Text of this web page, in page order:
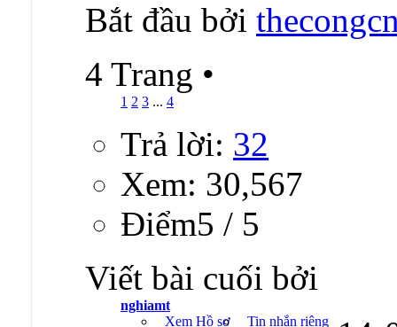
Bắt đầu bởi
4 Trang •
1 2 3 ... 4
Trả lời: 32
Xem: 30,567
Ðiểm5 / 5
Viết bài cuối bởi
nghiamt
Xem Hồ sơ
Tin nhắn riêng